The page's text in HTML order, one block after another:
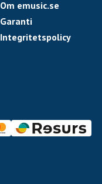
Om emusic.se
Garanti
Integritetspolicy